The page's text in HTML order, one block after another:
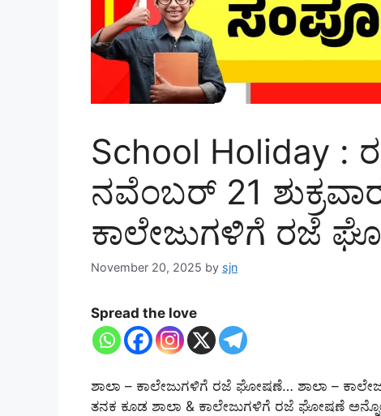
School Holiday :
ನವೆಂಬರ್ 21
ಕಾಲೇಜುಗಳಿಗೆ ರಜೆ
November 20, 2025 by sjn
Spread the love
ಶಾಲಾ – ಕಾಲೇಜುಗಳಿಗೆ ರಜೆ ಘೋಷಣೆ… ಶಾಲಾ –
ತನಕ ಕೂಡ ಶಾಲಾ & ಕಾಲೇಜುಗಳಿಗೆ ರಜೆ ಘೋಷಣೆ ಅನ್ನೋ